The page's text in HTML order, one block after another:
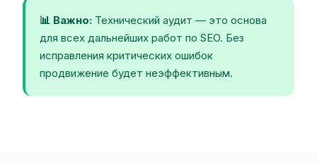
📊 Важно: Технический аудит — это основа
для всех дальнейших работ по SEO. Без
исправления критических ошибок
продвижение будет неэффективным.